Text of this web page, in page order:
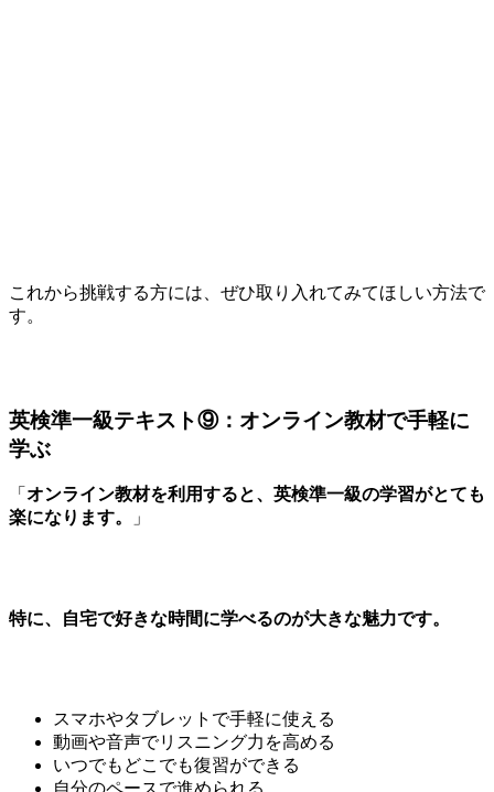
これから挑戦する方には、ぜひ取り入れてみてほしい方法で
す。
英検準一級テキスト⑨：オンライン教材で手軽に
学ぶ
「 オンライン教材を利用すると、英検準一級の学習がとても
楽になります。
」
特に、自宅で好きな時間に学べるのが大きな魅力です。
スマホやタブレットで手軽に使える
動画や音声でリスニング力を高める
いつでもどこでも復習ができる
自分のペースで進められる